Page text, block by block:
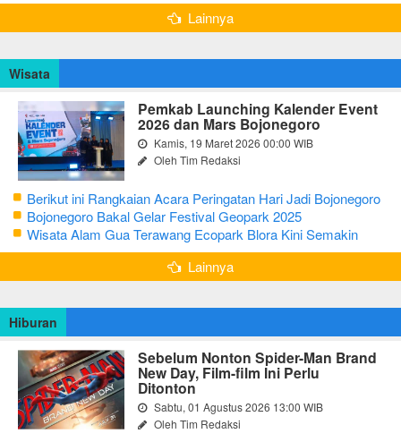
Lainnya
Wisata
Pemkab Launching Kalender Event
2026 dan Mars Bojonegoro
Kamis, 19 Maret 2026 00:00 WIB
Oleh Tim Redaksi
Berikut ini Rangkaian Acara Peringatan Hari Jadi Bojonegoro
Ke-348 Tahun 2025
Bojonegoro Bakal Gelar Festival Geopark 2025
Wisata Alam Gua Terawang Ecopark Blora Kini Semakin
Menarik
Lainnya
Hiburan
Sebelum Nonton Spider-Man Brand
New Day, Film-film Ini Perlu
Ditonton
Sabtu, 01 Agustus 2026 13:00 WIB
Oleh Tim Redaksi